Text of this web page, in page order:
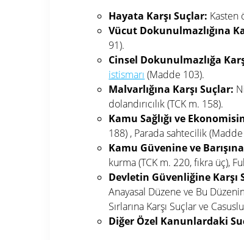
Hayata Karşı Suçlar: Kasten
Vücut Dokunulmazlığına
91).
Cinsel Dokunulmazlığa
istismarı (Madde 103).
Malvarlığına Karşı Suçlar:
dolandırıcılık (TCK m. 158).
Kamu Sağlığı ve
188) , Parada sahtecilik
Kamu Güvenine ve
kurma (TCK m. 220, fıkra üç),
Devletin Güvenliğine Karşı
Anayasal Düzene ve Bu
Sırlarına Karşı Suçlar ve
Diğer Özel Kanunlardaki